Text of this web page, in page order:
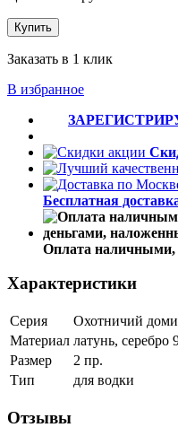
Купить
Заказать в 1 клик
В избранное
Бесплатная
Оплата
Характеристики
Серия
Охотничий
Материал латунь, серебро
Размер
2 пр.
Тип
для водки
Отзывы